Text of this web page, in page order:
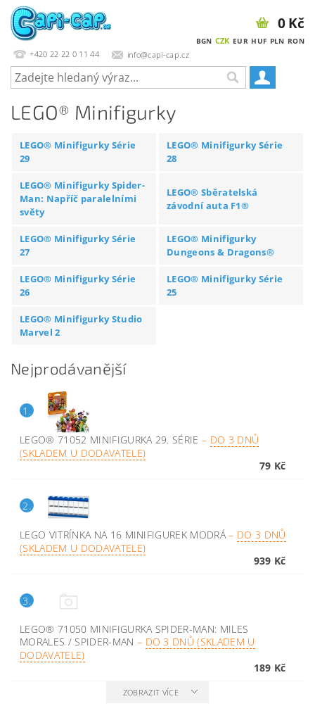
+420 22 22 0 11 44 info@capi-cap.cz
BGN CZK EUR HUF PLN RON
0 Kč
LEGO® Minifigurky
LEGO® Minifigurky Série
29
LEGO® Minifigurky Série
28
LEGO® Minifigurky Spider-
Man: Napříč paralelními
světy
LEGO® Sběratelská
závodní auta F1®
LEGO® Minifigurky Série
27
LEGO® Minifigurky
Dungeons & Dragons®
LEGO® Minifigurky Série
26
LEGO® Minifigurky Série
25
LEGO® Minifigurky Studio
Marvel 2
Nejprodávanější
1.
LEGO® 71052 MINIFIGURKA 29. SÉRIE– DO 3 DNŮ
(SKLADEM U DODAVATELE)
79 Kč
2.
LEGO VITRÍNKA NA 16 MINIFIGUREK MODRÁ– DO 3 DNŮ
(SKLADEM U DODAVATELE)
939 Kč
3.
LEGO® 71050 MINIFIGURKA SPIDER-MAN: MILES
MORALES / SPIDER-MAN – DO 3 DNŮ (SKLADEM U
DODAVATELE)
189 Kč
ZOBRAZIT VÍCE